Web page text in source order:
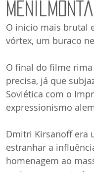
O início mais brutal
vórtex, um buraco
O final do filme rima
precisa, já que
Soviética com o
expressionismo
Dmitri Kirsanoff era
estranhar a
homenagem ao